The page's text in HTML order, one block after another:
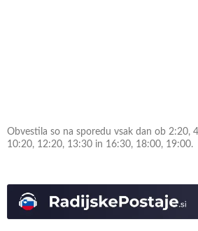
Obvestila so na sporedu vsak dan ob 2:20,
10:20, 12:20, 13:30 in 16:30, 18:00, 19:00.